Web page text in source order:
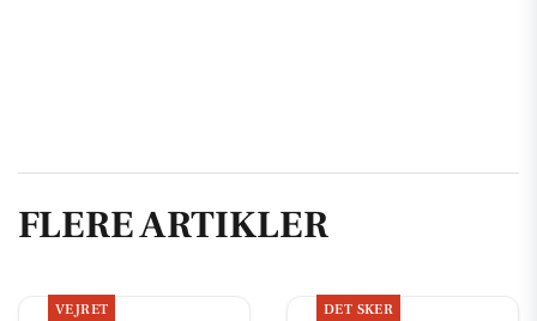
FLERE ARTIKLER
VEJRET DET SKER